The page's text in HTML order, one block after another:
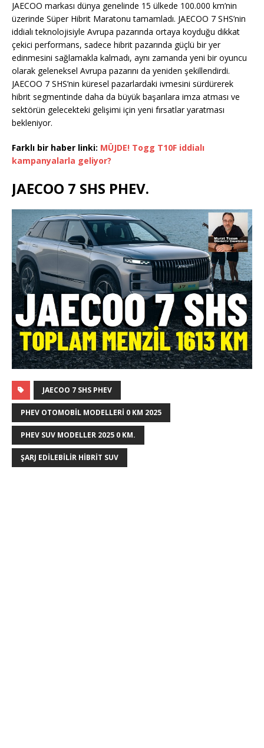
JAECOO markası dünya genelinde 15 ülkede 100.000 km’nin
üzerinde Süper Hibrit Maratonu tamamladı. JAECOO 7 SHS’nin
iddialı teknolojisiyle Avrupa pazarında ortaya koyduğu dikkat
çekici performans, sadece hibrit pazarında güçlü bir yer
edinmesini sağlamakla kalmadı, aynı zamanda yeni bir oyuncu
olarak geleneksel Avrupa pazarını da yeniden şekillendirdi.
JAECOO 7 SHS’nin küresel pazarlardaki ivmesini sürdürerek
hibrit segmentinde daha da büyük başarılara imza atması ve
sektörün gelecekteki gelişimi için yeni fırsatlar yaratması
bekleniyor.
Farklı bir haber linki: MÜJDE! Togg T10F iddialı
kampanyalarla geliyor?
JAECOO 7 SHS PHEV.
JAECOO 7 SHS PHEV
PHEV OTOMOBIL MODELLERI 0 KM 2025
PHEV SUV MODELLER 2025 0 KM.
ŞARJ EDILEBILIR HIBRIT SUV